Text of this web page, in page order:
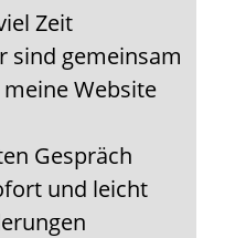
Zeit
sind gemeinsam
Website
Gespräch
und leicht